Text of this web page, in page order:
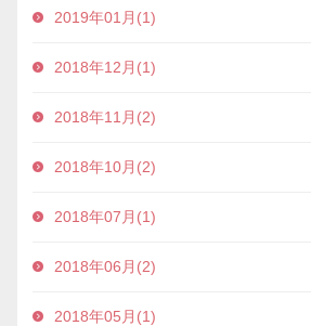
2019年01月(1)
2018年12月(1)
2018年11月(2)
2018年10月(2)
2018年07月(1)
2018年06月(2)
2018年05月(1)